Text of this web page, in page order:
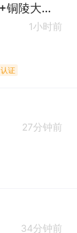
建材销售专员（五险+08:30-18:00+铜陵大市场）
1小时前
认证
27分钟前
34分钟前